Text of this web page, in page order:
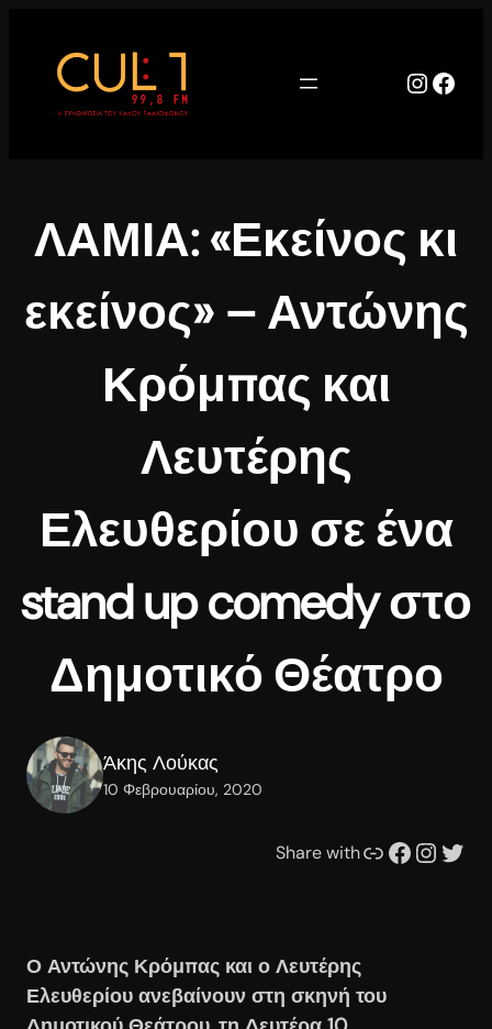
περιεχόμενο
ΛΑΜΙΑ: «Εκείνος κι
εκείνος» – Αντώνης
Κρόμπας και
Λευτέρης
Ελευθερίου σε ένα
stand up comedy στο
Δημοτικό Θέατρο
Άκης Λούκας
10 Φεβρουαρίου, 2020
Share withΣυνδέσμου Facebook Instagram Twitter
Ο Αντώνης Κρόμπας και ο Λευτέρης
Ελευθερίου ανεβαίνουν στη σκηνή του